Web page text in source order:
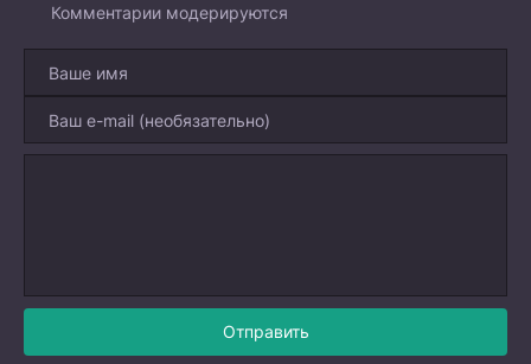
Комментарии модерируются
Отправить